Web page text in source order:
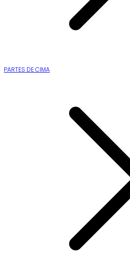
PARTES DE CIMA